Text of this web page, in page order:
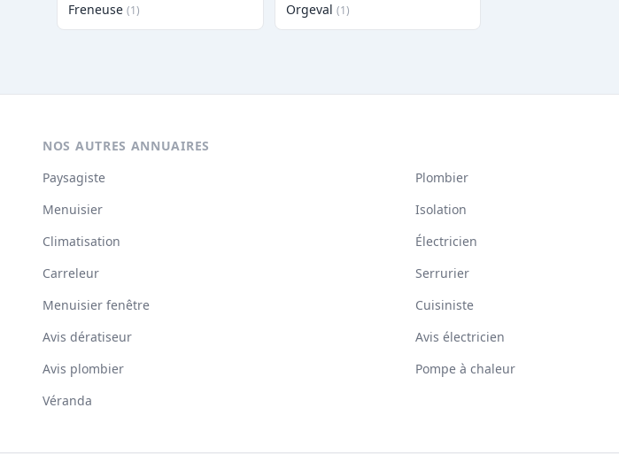
Freneuse (1) Orgeval (1)
NOS AUTRES ANNUAIRES
Paysagiste
Plombier
Menuisier
Isolation
Climatisation
Électricien
Carreleur
Serrurier
Menuisier fenêtre
Cuisiniste
Avis dératiseur
Avis électricien
Avis plombier
Pompe à chaleur
Véranda